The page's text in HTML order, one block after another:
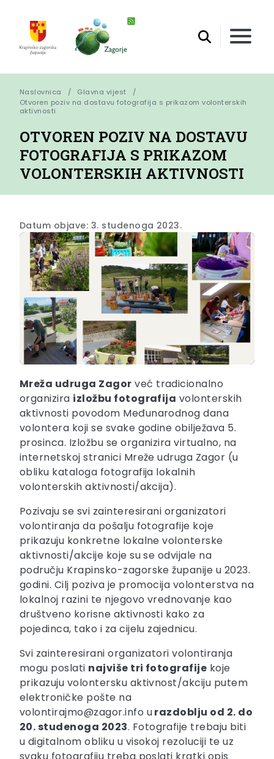
Naslovnica
Glavna vijest
Otvoren poziv na dostavu fotografija s prikazom volonterskih
aktivnosti
OTVOREN POZIV NA DOSTAVU
FOTOGRAFIJA S PRIKAZOM
VOLONTERSKIH AKTIVNOSTI
Datum objave: 3. studenoga 2023.
Mreža udruga Zagor već tradicionalno
organizira izložbu fotografija volonterskih
aktivnosti povodom Međunarodnog dana
volontera koji se svake godine obilježava 5.
prosinca. Izložbu se organizira virtualno, na
internetskoj stranici Mreže udruga Zagor (u
obliku kataloga fotografija lokalnih
volonterskih aktivnosti/akcija).
Pozivaju se svi zainteresirani organizatori
volontiranja da pošalju fotografije koje
prikazuju konkretne lokalne volonterske
aktivnosti/akcije koje su se odvijale na
području Krapinsko-zagorske županije u 2023.
godini. Cilj poziva je promocija volonterstva na
lokalnoj razini te njegovo vrednovanje kao
društveno korisne aktivnosti kako za
pojedinca, tako i za cijelu zajednicu.
Svi zainteresirani organizatori volontiranja
mogu poslati najviše tri fotografije koje
prikazuju volontersku aktivnost/akciju putem
elektroničke pošte na
volontirajmo@zagor.info urazdoblju od 2. do
20. studenoga 2023. Fotografije trebaju biti
u digitalnom obliku u visokoj rezoluciji te uz